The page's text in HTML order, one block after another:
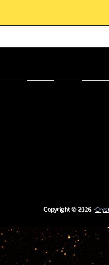
Copyright © 2026 ·